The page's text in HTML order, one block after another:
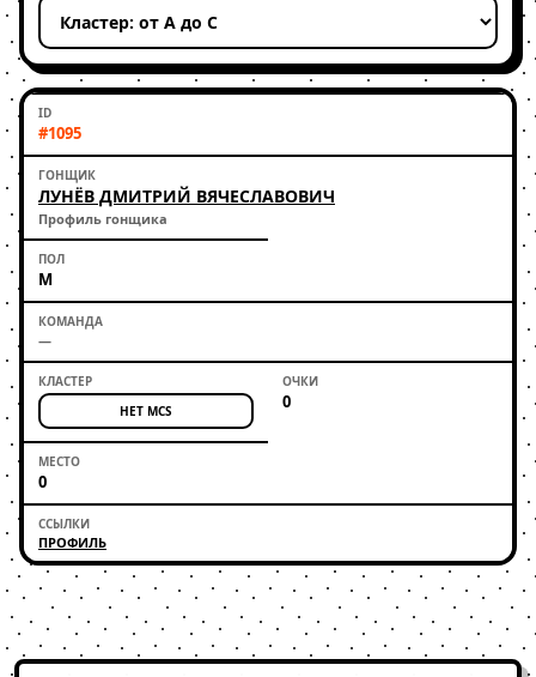
#1095
ЛУНЁВ ДМИТРИЙ ВЯЧЕСЛАВОВИЧ
Профиль гонщика
М
—
НЕТ MCS 0
0
ПРОФИЛЬ